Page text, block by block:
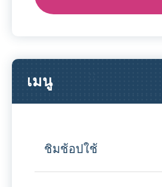
เมนู
ชิมช้อปใช้